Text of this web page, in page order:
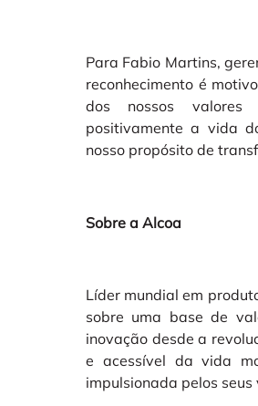
Para Fabio Martins,
reconhecimento é
dos nossos valores
positivamente a vida
nosso propósito de
Sobre a Alcoa
Líder mundial em
sobre uma base de
inovação desde a
e acessível da vida
impulsionada pelos seus